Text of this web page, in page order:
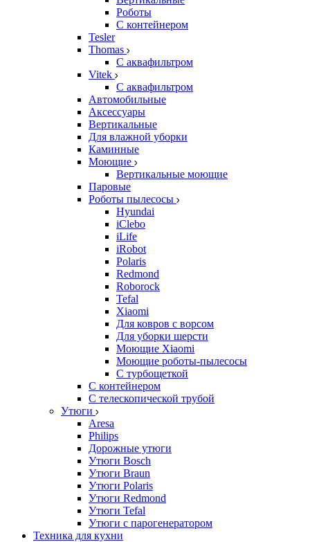
Роботы
С контейнером
Tesler
Thomas
С аквафильтром
Vitek
С аквафильтром
Автомобильные
Аксессуары
Вертикальные
Для влажной уборки
Каминные
Моющие
Вертикальные моющие
Паровые
Роботы пылесосы
Hyundai
iClebo
iLife
iRobot
Polaris
Redmond
Roborock
Tefal
Xiaomi
Для ковров с ворсом
Для уборки шерсти
Моющие Xiaomi
Моющие роботы-пылесосы
С турбощеткой
С контейнером
С телескопической трубой
Утюги
Aresa
Philips
Дорожные утюги
Утюги Bosch
Утюги Braun
Утюги Polaris
Утюги Redmond
Утюги Tefal
Утюги с парогенератором
Техника для кухни